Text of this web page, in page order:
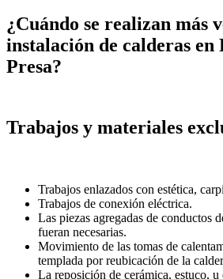
¿Cuándo se realizan más
instalación de calderas en
Presa?
Trabajos y materiales
Trabajos enlazados con estética,
Trabajos de conexión eléctrica.
Las piezas agregadas de conductos
fueran necesarias.
Movimiento de las tomas de
templada por reubicación de la
La reposición de cerámica, estuco, u